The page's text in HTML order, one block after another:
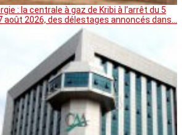
: la centrale à gaz de Kribi à l’arrêt du 5
août 2026, des délestages annoncés dans…